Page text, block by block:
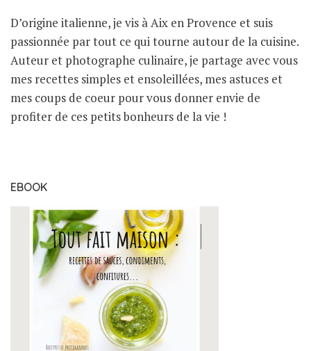
D’origine italienne, je vis à Aix en Provence et suis
passionnée par tout ce qui tourne autour de la cuisine.
Auteur et photographe culinaire, je partage avec vous
mes recettes simples et ensoleillées, mes astuces et
mes coups de coeur pour vous donner envie de
profiter de ces petits bonheurs de la vie !
EBOOK